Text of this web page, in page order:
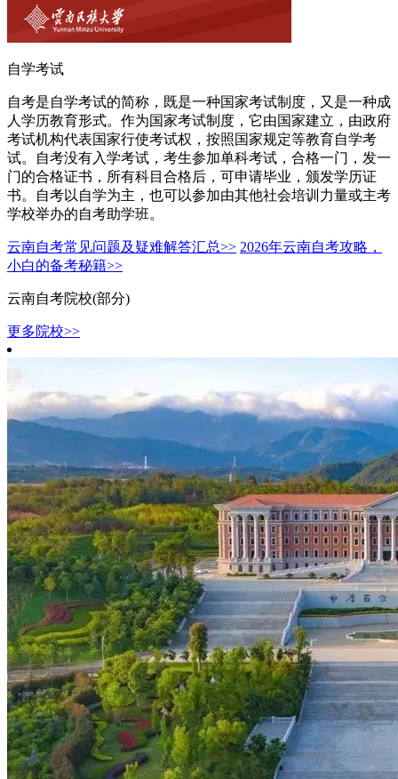
自学考试
自考是自学考试的简称，既是一种国家考试制度，又是一种成
人学历教育形式。作为国家考试制度，它由国家建立，由政府
考试机构代表国家行使考试权，按照国家规定等教育自学考
试。自考没有入学考试，考生参加单科考试，合格一门，发一
门的合格证书，所有科目合格后，可申请毕业，颁发学历证
书。自考以自学为主，也可以参加由其他社会培训力量或主考
学校举办的自考助学班。
云南自考常见问题及疑难解答汇总>> 2026年云南自考攻略，
小白的备考秘籍>>
云南自考院校(部分)
更多院校>>